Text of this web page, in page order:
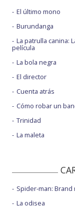
El último mono
Burundanga
La patrulla canina:
película
La bola negra
El director
Cuenta atrás
Cómo robar un
Trinidad
La maleta
Spider-man: Brand
La odisea